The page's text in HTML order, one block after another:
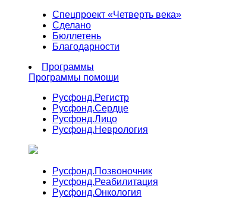
Спецпроект «Четверть века»
Сделано
Бюллетень
Благодарности
Программы
Программы помощи
Русфонд.Регистр
Русфонд.Сердце
Русфонд.Лицо
Русфонд.Неврология
Русфонд.Позвоночник
Русфонд.Реабилитация
Русфонд.Онкология